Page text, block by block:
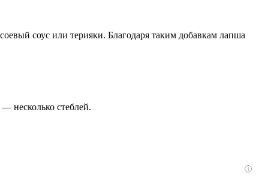
соус или терияки. Благодаря таким добавкам лапша
несколько стеблей.
i